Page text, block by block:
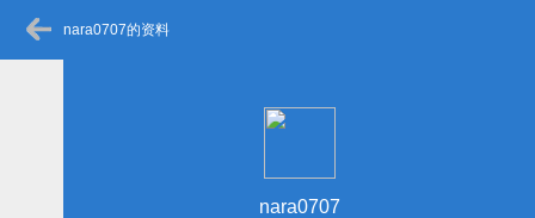
nara0707的资料
nara0707